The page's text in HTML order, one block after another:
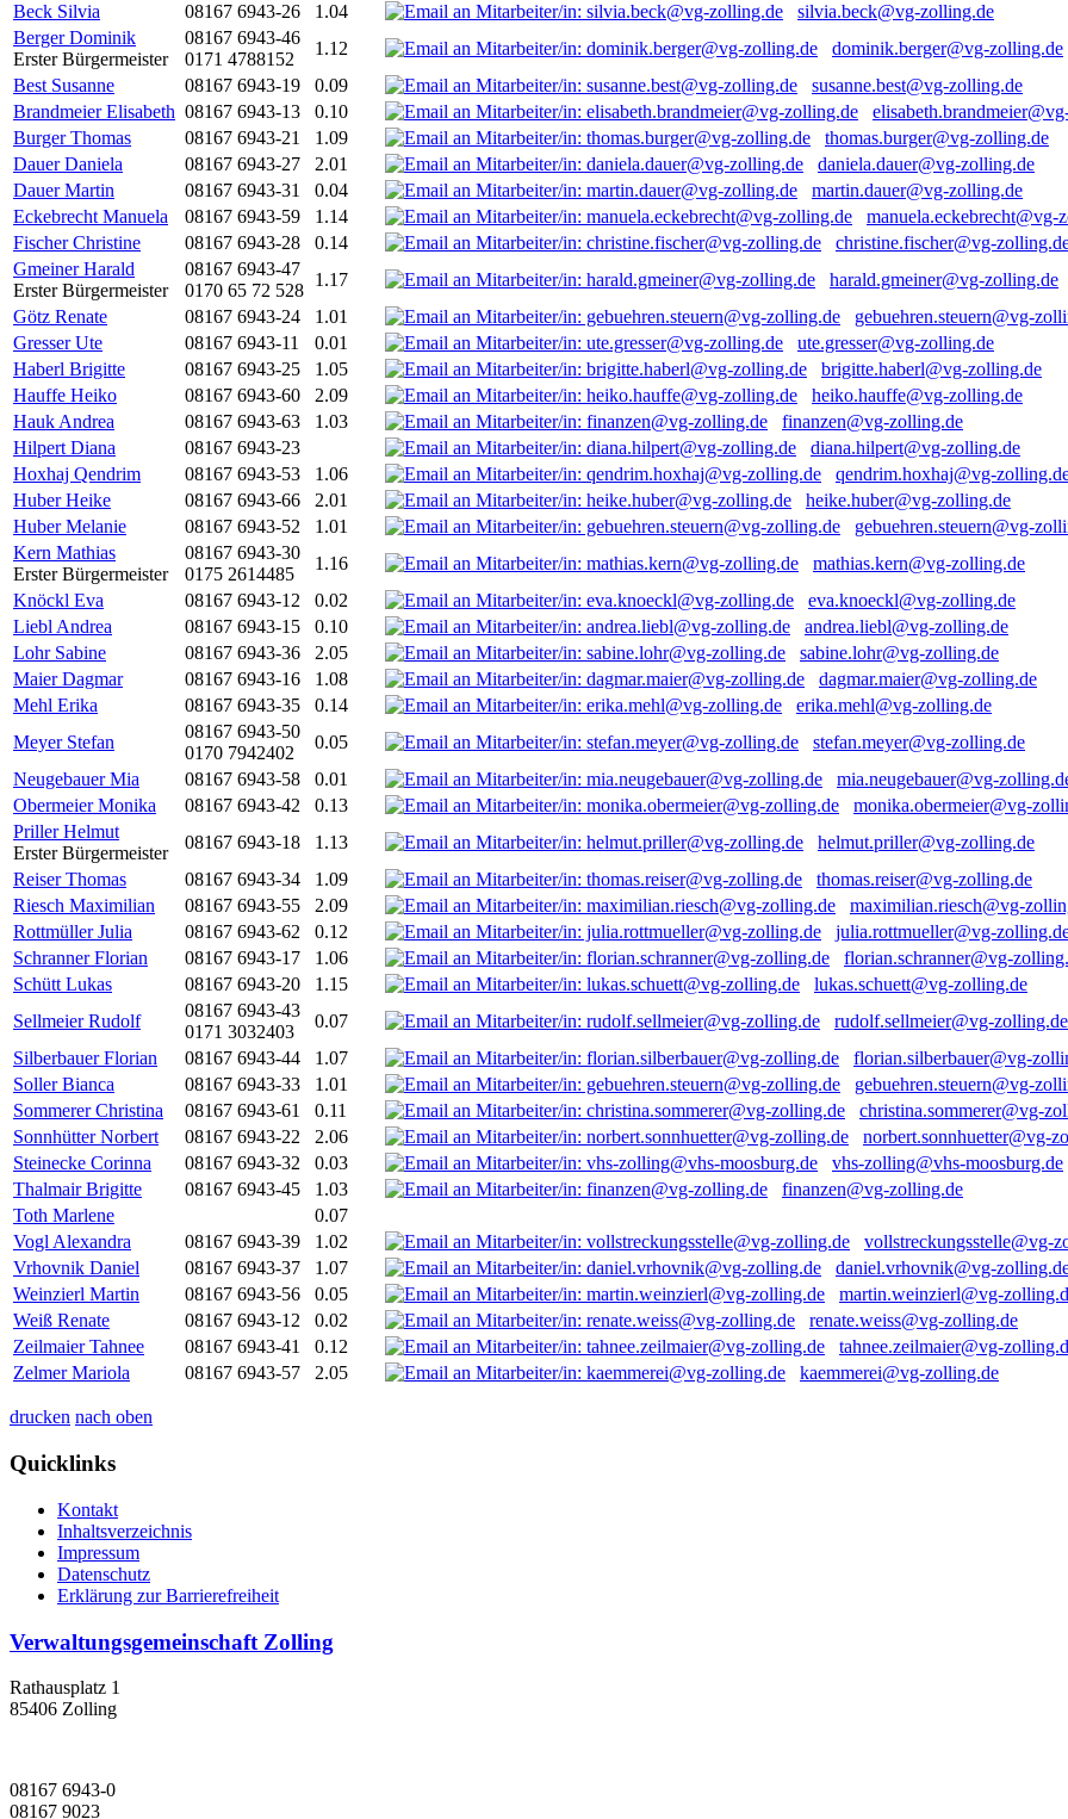
Beck Silvia
08167 6943-26 1.04
silvia.beck@vg-zolling.de
Berger Dominik
Erster Bürgermeister
08167 6943-46
0171 4788152
1.12
dominik.berger@vg-zolling.de
Best Susanne
08167 6943-19 0.09
susanne.best@vg-zolling.de
Brandmeier Elisabeth 08167 6943-13 0.10
Burger Thomas
08167 6943-21 1.09
thomas.burger@vg-zolling.de
Dauer Daniela
08167 6943-27 2.01
daniela.dauer@vg-zolling.de
Dauer Martin
08167 6943-31 0.04
martin.dauer@vg-zolling.de
Eckebrecht Manuela
08167 6943-59 1.14
manuela.eckebrecht@vg-
Fischer Christine
08167 6943-28 0.14
christine.fischer@vg-
Gmeiner Harald
Erster Bürgermeister
08167 6943-47
0170 65 72 528
1.17
harald.gmeiner@vg-zolling.de
Götz Renate
08167 6943-24 1.01
gebuehren.steuern@vg-
Gresser Ute
08167 6943-11 0.01
ute.gresser@vg-zolling.de
Haberl Brigitte
08167 6943-25 1.05
brigitte.haberl@vg-zolling.de
Hauffe Heiko
08167 6943-60 2.09
heiko.hauffe@vg-zolling.de
Hauk Andrea
08167 6943-63 1.03
finanzen@vg-zolling.de
Hilpert Diana
08167 6943-23
diana.hilpert@vg-zolling.de
Hoxhaj Qendrim
08167 6943-53 1.06
qendrim.hoxhaj@vg-
Huber Heike
08167 6943-66 2.01
heike.huber@vg-zolling.de
Huber Melanie
08167 6943-52 1.01
gebuehren.steuern@vg-
Kern Mathias
Erster Bürgermeister
08167 6943-30
0175 2614485
1.16
mathias.kern@vg-zolling.de
Knöckl Eva
08167 6943-12 0.02
eva.knoeckl@vg-zolling.de
Liebl Andrea
08167 6943-15 0.10
andrea.liebl@vg-zolling.de
Lohr Sabine
08167 6943-36 2.05
sabine.lohr@vg-zolling.de
Maier Dagmar
08167 6943-16 1.08
dagmar.maier@vg-zolling.de
Mehl Erika
08167 6943-35 0.14
erika.mehl@vg-zolling.de
Meyer Stefan
08167 6943-50
0170 7942402
0.05
stefan.meyer@vg-zolling.de
Neugebauer Mia
08167 6943-58 0.01
mia.neugebauer@vg-
Obermeier Monika
08167 6943-42 0.13
monika.obermeier@vg-
Priller Helmut
Erster Bürgermeister
08167 6943-18 1.13
helmut.priller@vg-zolling.de
Reiser Thomas
08167 6943-34 1.09
thomas.reiser@vg-zolling.de
Riesch Maximilian
08167 6943-55 2.09
maximilian.riesch@vg-
Rottmüller Julia
08167 6943-62 0.12
julia.rottmueller@vg-
Schranner Florian
08167 6943-17 1.06
florian.schranner@vg-
Schütt Lukas
08167 6943-20 1.15
lukas.schuett@vg-zolling.de
Sellmeier Rudolf
08167 6943-43
0171 3032403
0.07
rudolf.sellmeier@vg-zolling.de
Silberbauer Florian
08167 6943-44 1.07
florian.silberbauer@vg-
Soller Bianca
08167 6943-33 1.01
gebuehren.steuern@vg-
Sommerer Christina
08167 6943-61 0.11
christina.sommerer@vg-
Sonnhütter Norbert
08167 6943-22 2.06
norbert.sonnhuetter@vg-
Steinecke Corinna
08167 6943-32 0.03
vhs-zolling@vhs-moosburg.de
Thalmair Brigitte
08167 6943-45 1.03
finanzen@vg-zolling.de
Toth Marlene
0.07
Vogl Alexandra
08167 6943-39 1.02
vollstreckungsstelle@vg-
Vrhovnik Daniel
08167 6943-37 1.07
daniel.vrhovnik@vg-
Weinzierl Martin
08167 6943-56 0.05
martin.weinzierl@vg-
Weiß Renate
08167 6943-12 0.02
renate.weiss@vg-zolling.de
Zeilmaier Tahnee
08167 6943-41 0.12
tahnee.zeilmaier@vg-
Zelmer Mariola
08167 6943-57 2.05 kaemmerei@vg-zolling.de
drucken nach oben
Quicklinks
Kontakt
Inhaltsverzeichnis
Impressum
Datenschutz
Erklärung zur Barrierefreiheit
Verwaltungsgemeinschaft Zolling
Rathausplatz 1
85406 Zolling
08167 6943-0
08167 9023